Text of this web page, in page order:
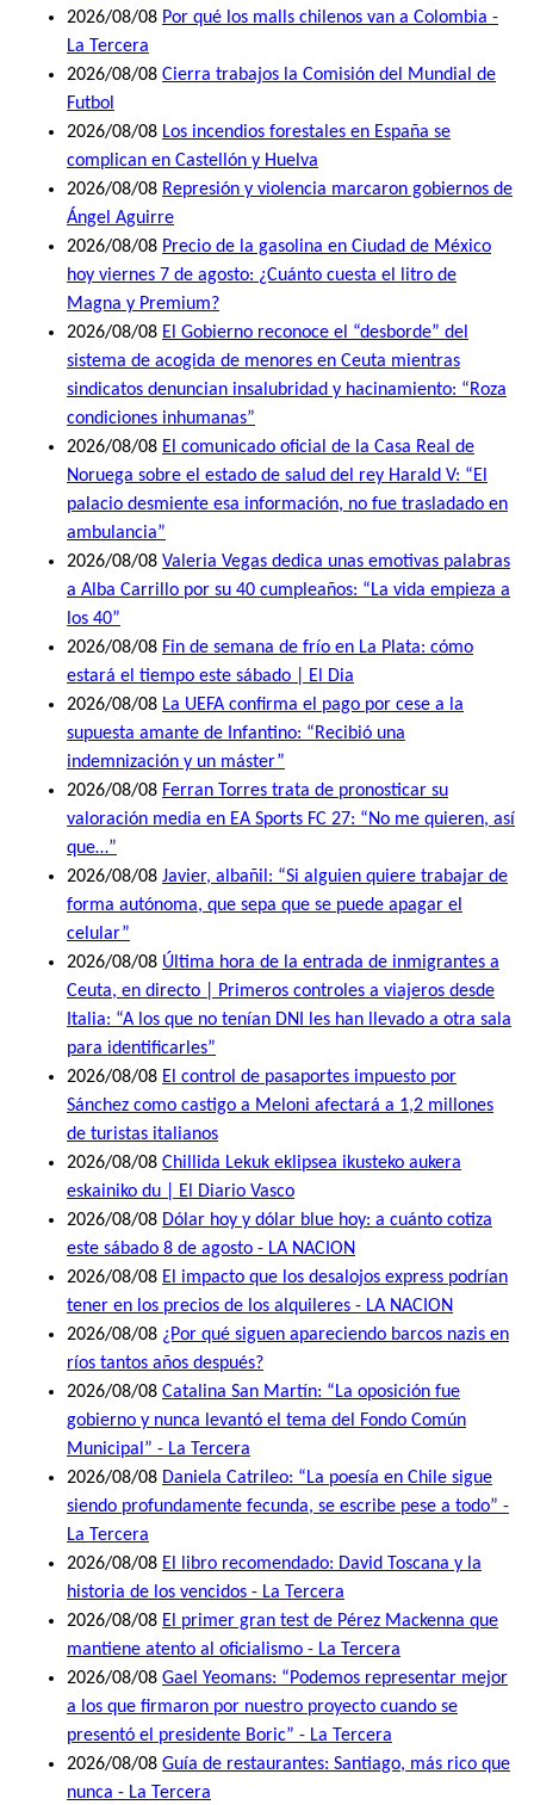
2026/08/08 Por qué los malls chilenos van a Colombia -
La Tercera
2026/08/08 Cierra trabajos la Comisión del Mundial de
Futbol
2026/08/08 Los incendios forestales en España se
complican en Castellón y Huelva
2026/08/08 Represión y violencia marcaron gobiernos de
Ángel Aguirre
2026/08/08 Precio de la gasolina en Ciudad de México
hoy viernes 7 de agosto: ¿Cuánto cuesta el litro de
Magna y Premium?
2026/08/08 El Gobierno reconoce el “desborde” del
sistema de acogida de menores en Ceuta mientras
sindicatos denuncian insalubridad y hacinamiento: “Roza
condiciones inhumanas”
2026/08/08 El comunicado oficial de la Casa Real de
Noruega sobre el estado de salud del rey Harald V: “El
palacio desmiente esa información, no fue trasladado en
ambulancia”
2026/08/08 Valeria Vegas dedica unas emotivas palabras
a Alba Carrillo por su 40 cumpleaños: “La vida empieza a
los 40”
2026/08/08 Fin de semana de frío en La Plata: cómo
estará el tiempo este sábado | El Dia
2026/08/08 La UEFA confirma el pago por cese a la
supuesta amante de Infantino: “Recibió una
indemnización y un máster”
2026/08/08 Ferran Torres trata de pronosticar su
valoración media en EA Sports FC 27: “No me quieren, así
que…”
2026/08/08 Javier, albañil: “Si alguien quiere trabajar de
forma autónoma, que sepa que se puede apagar el
celular”
2026/08/08 Última hora de la entrada de inmigrantes a
Ceuta, en directo | Primeros controles a viajeros desde
Italia: “A los que no tenían DNI les han llevado a otra sala
para identificarles”
2026/08/08 El control de pasaportes impuesto por
Sánchez como castigo a Meloni afectará a 1,2 millones
de turistas italianos
2026/08/08 Chillida Lekuk eklipsea ikusteko aukera
eskainiko du | El Diario Vasco
2026/08/08 Dólar hoy y dólar blue hoy: a cuánto cotiza
este sábado 8 de agosto - LA NACION
2026/08/08 El impacto que los desalojos express podrían
tener en los precios de los alquileres - LA NACION
2026/08/08 ¿Por qué siguen apareciendo barcos nazis en
ríos tantos años después?
2026/08/08 Catalina San Martín: “La oposición fue
gobierno y nunca levantó el tema del Fondo Común
Municipal” - La Tercera
2026/08/08 Daniela Catrileo: “La poesía en Chile sigue
siendo profundamente fecunda, se escribe pese a todo” -
La Tercera
2026/08/08 El libro recomendado: David Toscana y la
historia de los vencidos - La Tercera
2026/08/08 El primer gran test de Pérez Mackenna que
mantiene atento al oficialismo - La Tercera
2026/08/08 Gael Yeomans: “Podemos representar mejor
a los que firmaron por nuestro proyecto cuando se
presentó el presidente Boric” - La Tercera
2026/08/08 Guía de restaurantes: Santiago, más rico que
nunca - La Tercera